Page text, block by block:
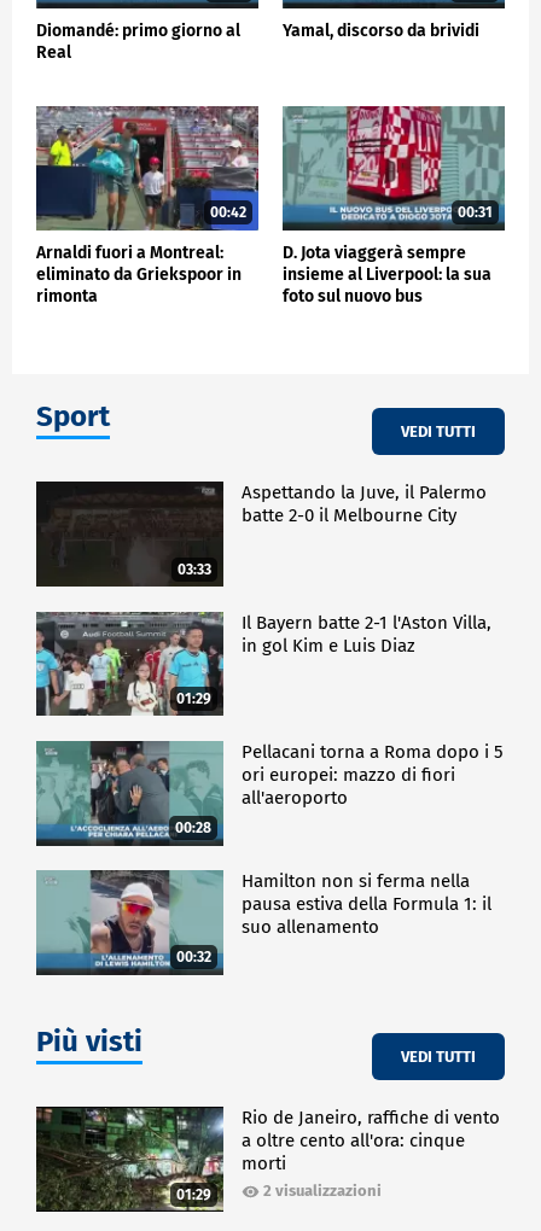
Diomandé: primo giorno al
Real
Yamal, discorso da brividi
00:42
Arnaldi fuori a Montreal:
eliminato da Griekspoor in
rimonta
00:31
D. Jota viaggerà sempre
insieme al Liverpool: la sua
foto sul nuovo bus
Sport VEDI TUTTI
03:33
Aspettando la Juve, il Palermo
batte 2-0 il Melbourne City
01:29
Il Bayern batte 2-1 l'Aston Villa,
in gol Kim e Luis Diaz
00:28
Pellacani torna a Roma dopo i 5
ori europei: mazzo di fiori
all'aeroporto
00:32
Hamilton non si ferma nella
pausa estiva della Formula 1: il
suo allenamento
Più visti VEDI TUTTI
01:29
Rio de Janeiro, raffiche di vento
a oltre cento all'ora: cinque
morti
2 visualizzazioni